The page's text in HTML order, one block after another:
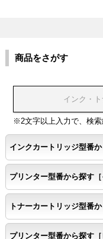
商品をさがす
※2文字以上入力で、検
インクカートリッジ型番
プリンター型番から探す［
トナーカートリッジ型番
プリンター型番から探す［